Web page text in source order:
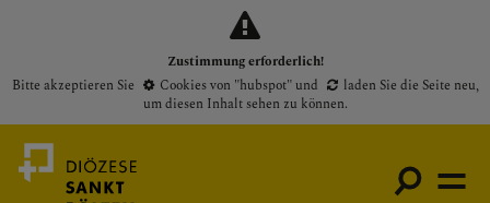
Zustimmung erforderlich!
Bitte akzeptieren Sie
Cookies von "hubspot"und laden Sie die Seite neu,
um diesen Inhalt sehen zu können.